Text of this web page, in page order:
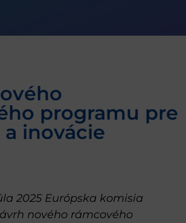
programu pre
inovácie
2025 Európska komisia
nového rámcového